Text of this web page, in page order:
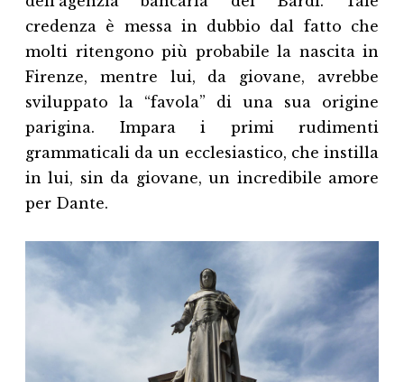
credenza è messa in dubbio dal fatto che
molti ritengono più probabile la nascita in
Firenze, mentre lui, da giovane, avrebbe
sviluppato la “favola” di una sua origine
parigina. Impara i primi rudimenti
grammaticali da un ecclesiastico, che instilla
in lui, sin da giovane, un incredibile amore
per Dante.